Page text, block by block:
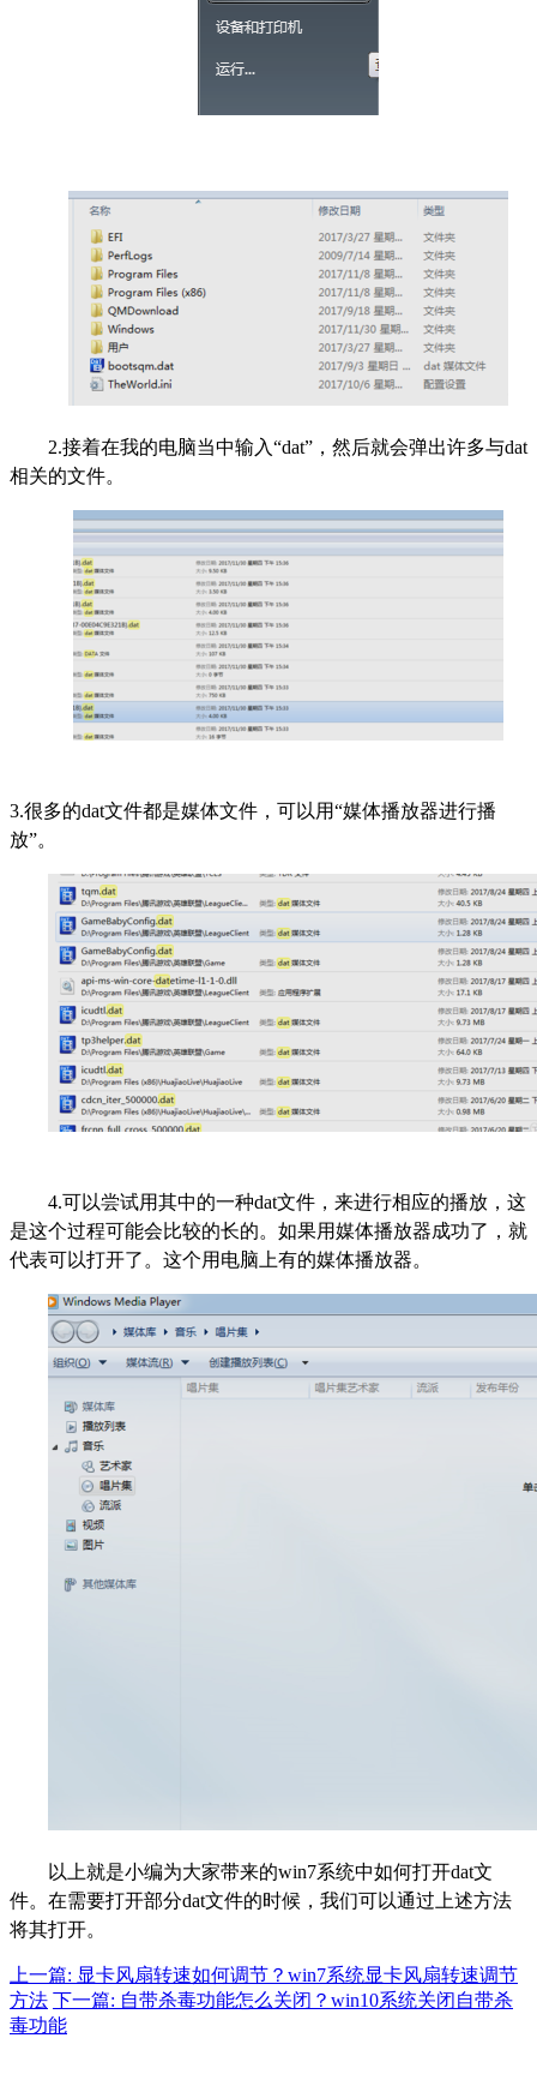
2.接着在我的电脑当中输入“dat”，然后就会弹出许多与dat
相关的文件。
3.很多的dat文件都是媒体文件，可以用“媒体播放器进行播
放”。
4.可以尝试用其中的一种dat文件，来进行相应的播放，这
是这个过程可能会比较的长的。如果用媒体播放器成功了，就
代表可以打开了。这个用电脑上有的媒体播放器。
以上就是小编为大家带来的win7系统中如何打开dat文
件。在需要打开部分dat文件的时候，我们可以通过上述方法
将其打开。
上一篇: 显卡风扇转速如何调节？win7系统显卡风扇转速调节
方法 下一篇: 自带杀毒功能怎么关闭？win10系统关闭自带杀
毒功能